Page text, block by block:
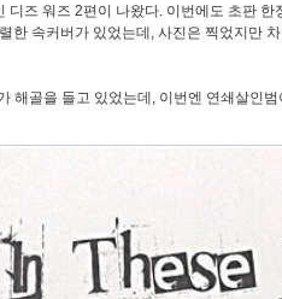
디즈 워즈 2편이 나왔다. 이번에도 초판
한 속커버가 있었는데, 사진은 찍었지만
해골을 들고 있었는데, 이번엔 연쇄살인